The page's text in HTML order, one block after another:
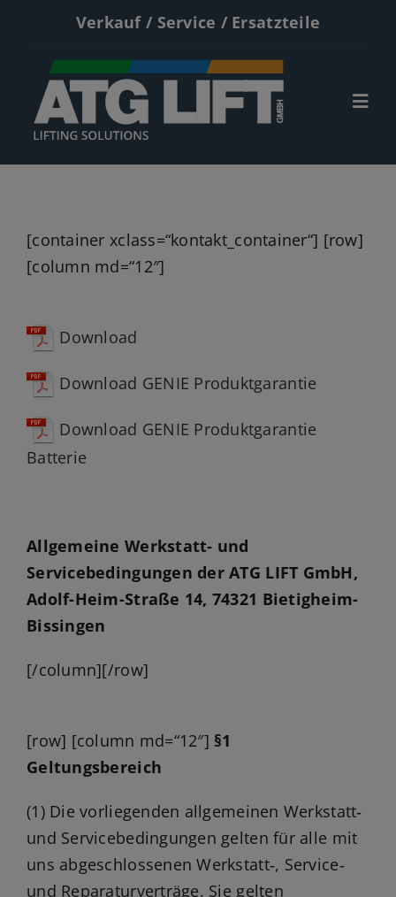
springen
Verkauf / Service / Ersatzteile
Gebrauchte
Kontakt
Jobs
News
[container xclass=“kontakt_container“] [row]
[column md=“12″]
Download
Download GENIE Produktgarantie
Download GENIE Produktgarantie
Batterie
Allgemeine Werkstatt‑ und
Servicebedingungen der ATG LIFT GmbH,
Adolf-Heim-Straße 14, 74321 Bietigheim-
Bissingen
[/column][/row]
[row] [column md=“12″] §1
Geltungsbereich
(1) Die vorliegenden allgemeinen Werkstatt‑
und Servicebedingungen gelten für alle mit
uns abgeschlossenen Werkstatt‑, Service‑
und Reparaturverträge. Sie gelten